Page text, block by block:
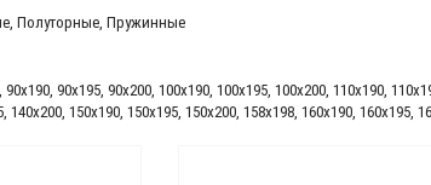
, Полуторные, Пружинные
, 90x190, 90x195, 90x200, 100x190, 100x195, 100x200, 110x190,
, 140x200, 150x190, 150x195, 150x200, 158x198, 160x190, 160x195,